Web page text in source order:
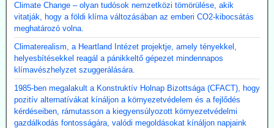
Climate Change – olyan tudósok nemzetközi tömörülése, akik
vitatják, hogy a földi klíma változásában az emberi CO2-kibocsátás
meghatározó volna.
Climaterealism, a Heartland Intézet projektje, amely tényekkel,
helyesbítésekkel reagál a pánikkeltő gépezet mindennapos
klímavészhelyzet szuggerálására.
1985-ben megalakult a Konstruktív Holnap Bizottsága (CFACT), hogy
pozitív alternatívákat kínáljon a környezetvédelem és a fejlődés
kérdéseiben, rámutasson a kiegyensúlyozott környezetvédelmi
gazdálkodás fontosságára, valódi megoldásokat kínáljon napjaink